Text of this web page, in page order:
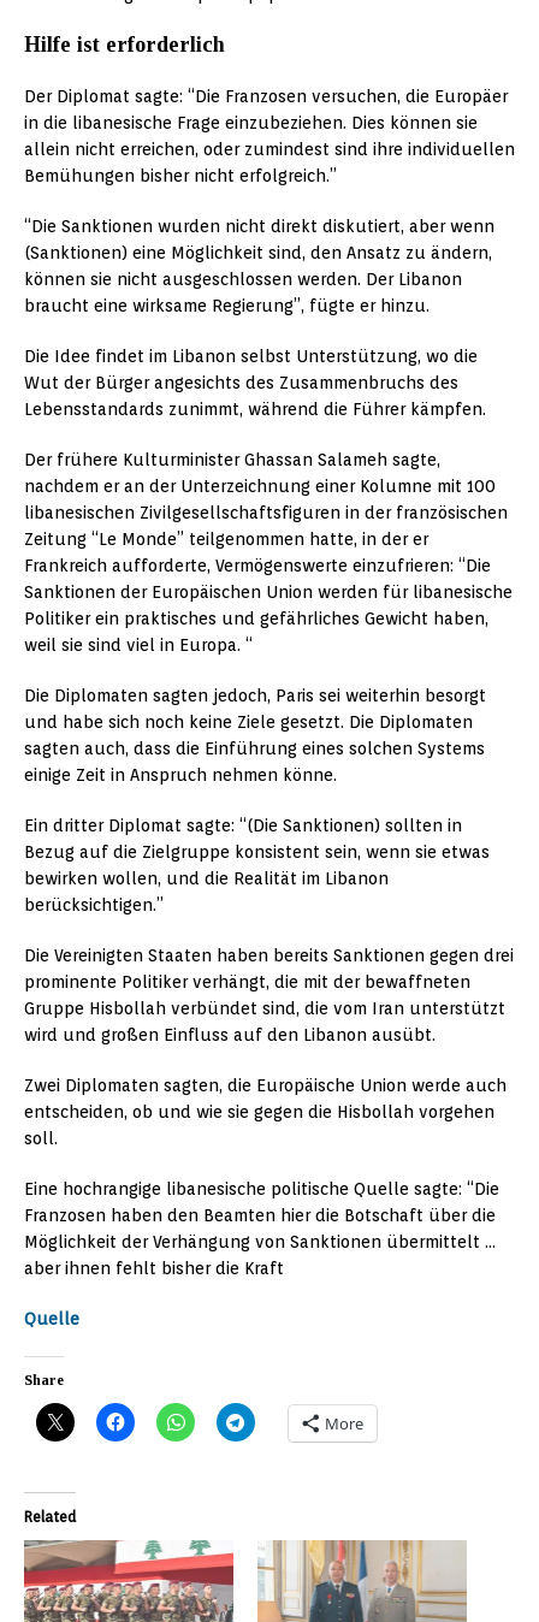
Hilfe ist erforderlich
Der Diplomat sagte: “Die Franzosen versuchen, die Europäer
in die libanesische Frage einzubeziehen. Dies können sie
allein nicht erreichen, oder zumindest sind ihre individuellen
Bemühungen bisher nicht erfolgreich.”
“Die Sanktionen wurden nicht direkt diskutiert, aber wenn
(Sanktionen) eine Möglichkeit sind, den Ansatz zu ändern,
können sie nicht ausgeschlossen werden. Der Libanon
braucht eine wirksame Regierung”, fügte er hinzu.
Die Idee findet im Libanon selbst Unterstützung, wo die
Wut der Bürger angesichts des Zusammenbruchs des
Lebensstandards zunimmt, während die Führer kämpfen.
Der frühere Kulturminister Ghassan Salameh sagte,
nachdem er an der Unterzeichnung einer Kolumne mit 100
libanesischen Zivilgesellschaftsfiguren in der französischen
Zeitung “Le Monde” teilgenommen hatte, in der er
Frankreich aufforderte, Vermögenswerte einzufrieren: “Die
Sanktionen der Europäischen Union werden für libanesische
Politiker ein praktisches und gefährliches Gewicht haben,
weil sie sind viel in Europa. “
Die Diplomaten sagten jedoch, Paris sei weiterhin besorgt
und habe sich noch keine Ziele gesetzt. Die Diplomaten
sagten auch, dass die Einführung eines solchen Systems
einige Zeit in Anspruch nehmen könne.
Ein dritter Diplomat sagte: “(Die Sanktionen) sollten in
Bezug auf die Zielgruppe konsistent sein, wenn sie etwas
bewirken wollen, und die Realität im Libanon
berücksichtigen.”
Die Vereinigten Staaten haben bereits Sanktionen gegen drei
prominente Politiker verhängt, die mit der bewaffneten
Gruppe Hisbollah verbündet sind, die vom Iran unterstützt
wird und großen Einfluss auf den Libanon ausübt.
Zwei Diplomaten sagten, die Europäische Union werde auch
entscheiden, ob und wie sie gegen die Hisbollah vorgehen
soll.
Eine hochrangige libanesische politische Quelle sagte: “Die
Franzosen haben den Beamten hier die Botschaft über die
Möglichkeit der Verhängung von Sanktionen übermittelt …
aber ihnen fehlt bisher die Kraft
Quelle
Share
More
Related